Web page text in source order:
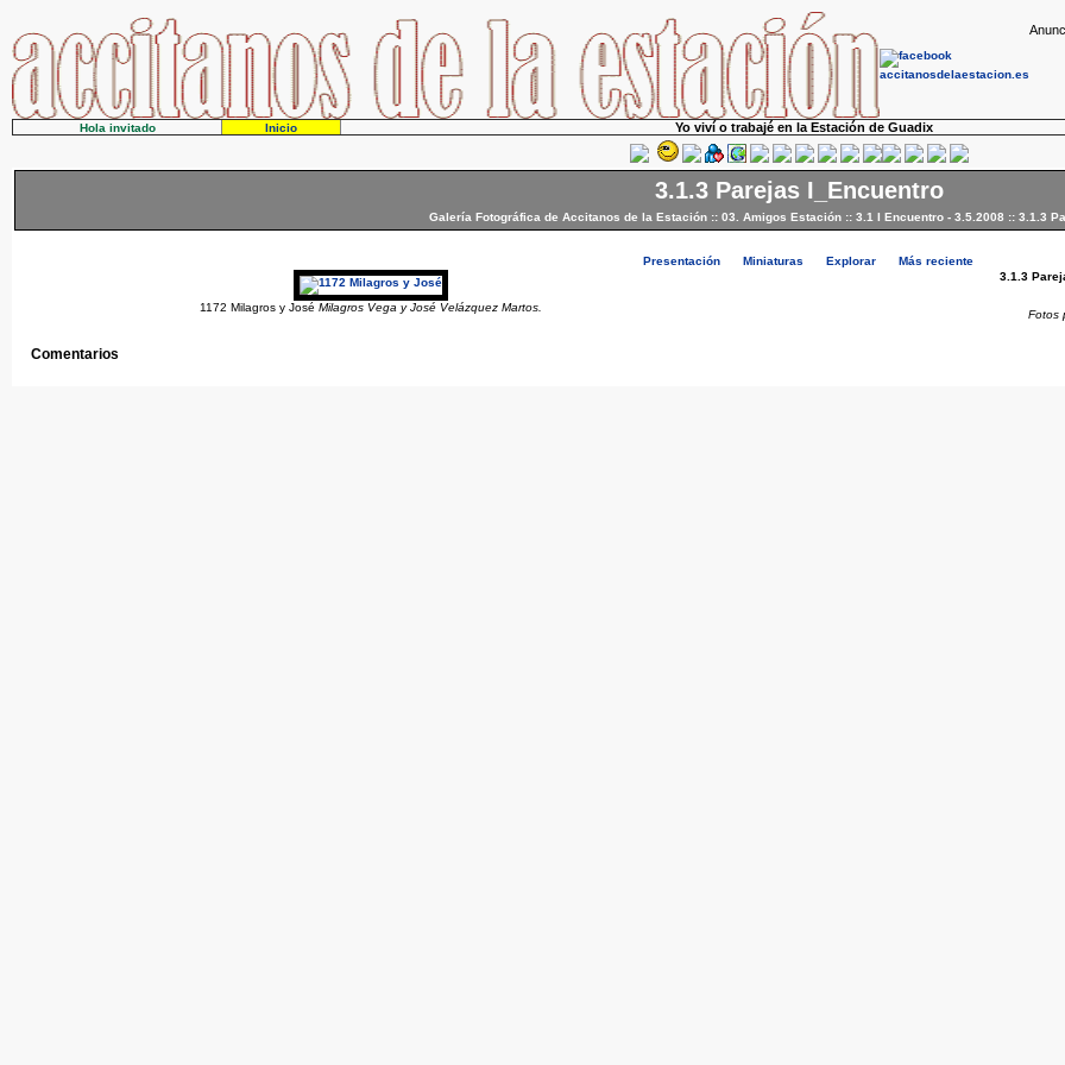
Hola invitado Inicio Yo viví o trabajé en la Estación de Guadix
3.1.3 Parejas I_Encuentro
Galería Fotográfica de Accitanos de la Estación:: 03. Amigos Estación:: 3.1 I Encuentro - 3.5.2008 :: 3.1.3
Presentación Miniaturas Explorar Más reciente
1172 Milagros y José Milagros Vega y José Velázquez Martos.
3.1.3
Fotos
Comentarios